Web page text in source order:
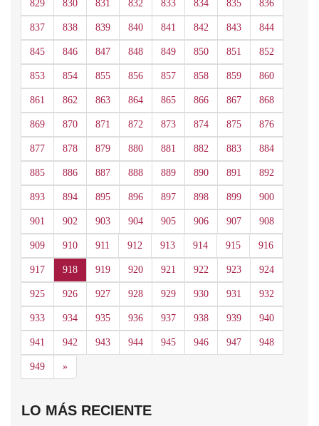
829 830 831 832 833 834 835 836
837 838 839 840 841 842 843 844
845 846 847 848 849 850 851 852
853 854 855 856 857 858 859 860
861 862 863 864 865 866 867 868
869 870 871 872 873 874 875 876
877 878 879 880 881 882 883 884
885 886 887 888 889 890 891 892
893 894 895 896 897 898 899 900
901 902 903 904 905 906 907 908
909 910 911 912 913 914 915 916
917 918 919 920 921 922 923 924
925 926 927 928 929 930 931 932
933 934 935 936 937 938 939 940
941 942 943 944 945 946 947 948
949 »Siguiente
LO MÁS RECIENTE